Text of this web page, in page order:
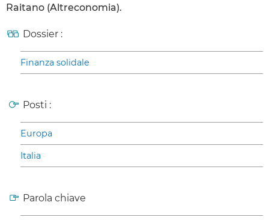
Raitano (Altreconomia).
Dossier :
Finanza solidale
Posti :
Europa
Italia
Parola chiave